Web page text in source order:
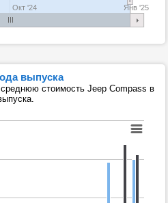
Окт '24 Янв '25
выпуска
стоимость Jeep Compass в